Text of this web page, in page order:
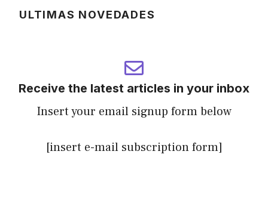
ULTIMAS NOVEDADES
Receive the latest articles in your inbox
Insert your email signup form below
[insert e-mail subscription form]